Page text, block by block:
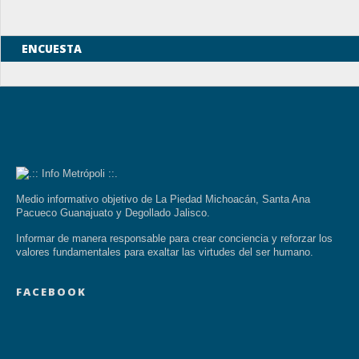
ENCUESTA
Medio informativo objetivo de La Piedad Michoacán, Santa Ana
Pacueco Guanajuato y Degollado Jalisco.
Informar de manera responsable para crear conciencia y reforzar los
valores fundamentales para exaltar las virtudes del ser humano.
FACEBOOK